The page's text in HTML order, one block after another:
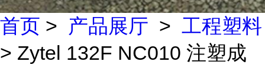
首页 > 产品展厅 > 工程塑料
> Zytel 132F NC010 注塑成